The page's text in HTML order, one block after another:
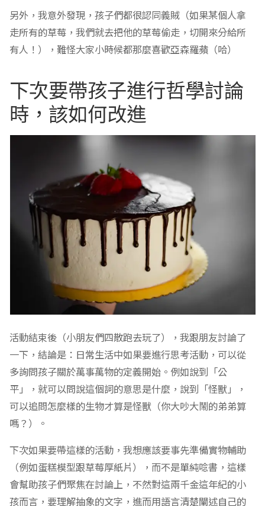
另外，我意外發現，孩子們都很認同義賊（如果某個人拿
走所有的草莓，我們就去把他的草莓偷走，切開來分給所
有人！），難怪大家小時候都那麼喜歡亞森羅蘋（哈）
下次要帶孩子進行哲學討論
時，該如何改進
活動結束後（小朋友們四散跑去玩了），我跟朋友討論了
一下，結論是：日常生活中如果要進行思考活動，可以從
多詢問孩子關於萬事萬物的定義開始。例如說到「公
平」，就可以問說這個詞的意思是什麼，說到「怪獸」，
可以追問怎麼樣的生物才算是怪獸（你大吵大鬧的弟弟算
嗎？）。
下次如果要帶這樣的活動，我想應該要事先準備實物輔助
（例如蛋糕模型跟草莓厚紙片），而不是單純唸書，這樣
會幫助孩子們聚焦在討論上，不然對這兩千金這年紀的小
孩而言，要理解抽象的文字，進而用語言清楚闡述自己的